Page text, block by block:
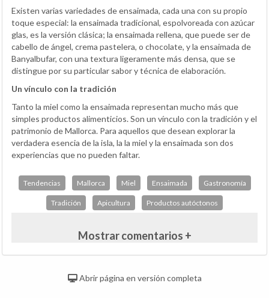
Existen varias variedades de ensaimada, cada una con su propio
toque especial: la ensaimada tradicional, espolvoreada con azúcar
glas, es la versión clásica; la ensaimada rellena, que puede ser de
cabello de ángel, crema pastelera, o chocolate, y la ensaimada de
Banyalbufar, con una textura ligeramente más densa, que se
distingue por su particular sabor y técnica de elaboración.
Un vínculo con la tradición
Tanto la miel como la ensaimada representan mucho más que
simples productos alimenticios. Son un vínculo con la tradición y el
patrimonio de Mallorca. Para aquellos que desean explorar la
verdadera esencia de la isla, la la miel y la ensaimada son dos
experiencias que no pueden faltar.
Tendencias Mallorca Miel Ensaimada Gastronomía
Tradición Apicultura Productos autóctonos
Mostrar comentarios +
Abrir página en versión completa